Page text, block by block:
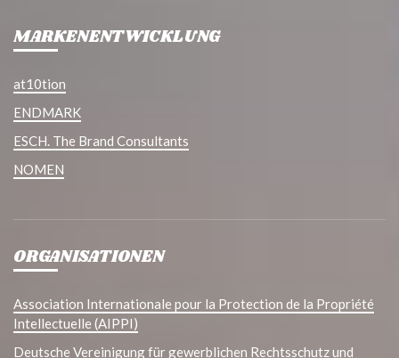
MARKENENTWICKLUNG
at10tion
ENDMARK
ESCH. The Brand Consultants
NOMEN
ORGANISATIONEN
Association Internationale pour la Protection de la Propriété
Intellectuelle (AIPPI)
Deutsche Vereinigung für gewerblichen Rechtsschutz und